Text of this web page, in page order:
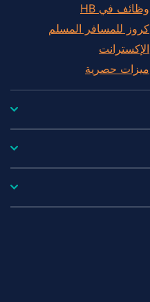
وظائف في HB
كروز للمسافر المسلم
الإكسترانت
ميزات حصرية